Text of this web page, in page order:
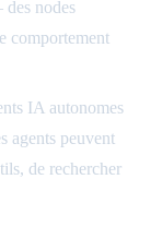
nodes
comportement
IA autonomes
agents peuvent
de rechercher